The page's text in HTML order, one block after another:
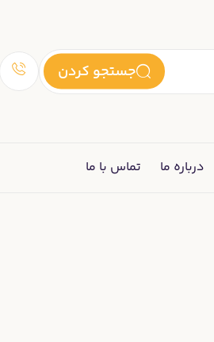
جستجو کردن
درباره ما تماس با ما